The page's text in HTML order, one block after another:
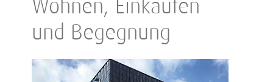
Wohnen, Einkaufen
und Begegnung